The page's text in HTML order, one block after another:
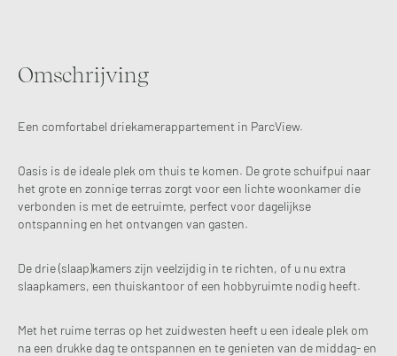
Omschrijving
Een comfortabel driekamerappartement in ParcView.
Oasis is de ideale plek om thuis te komen. De grote schuifpui naar
het grote en zonnige terras zorgt voor een lichte woonkamer die
verbonden is met de eetruimte, perfect voor dagelijkse
ontspanning en het ontvangen van gasten.
De drie (slaap)kamers zijn veelzijdig in te richten, of u nu extra
slaapkamers, een thuiskantoor of een hobbyruimte nodig heeft.
Met het ruime terras op het zuidwesten heeft u een ideale plek om
na een drukke dag te ontspannen en te genieten van de middag- en